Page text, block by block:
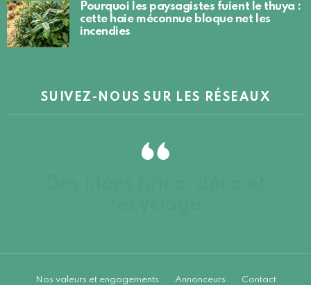
Pourquoi les paysagistes fuient le thuya :
cette haie méconnue bloque net les
incendies
SUIVEZ-NOUS SUR LES RÉSEAUX
Nos valeurs et engagements Annonceurs Contact